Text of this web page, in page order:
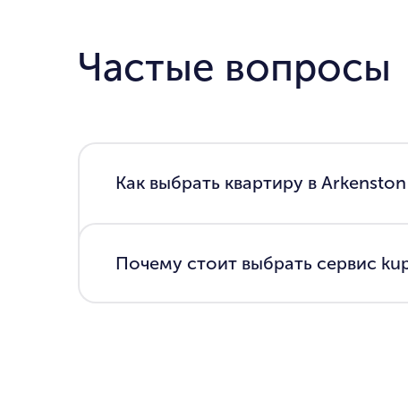
Частые вопросы
Как выбрать квартиру в
Почему стоит выбрать сервис